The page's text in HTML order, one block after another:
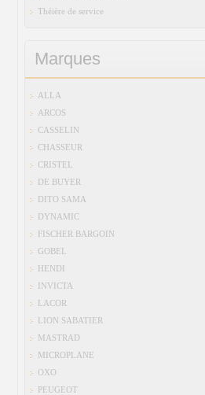
Théière de service
Marques
ALLA
ARCOS
CASSELIN
CHASSEUR
CRISTEL
DE BUYER
DITO SAMA
DYNAMIC
FISCHER BARGOIN
GOBEL
HENDI
INVICTA
LACOR
LION SABATIER
MASTRAD
MICROPLANE
OXO
PEUGEOT